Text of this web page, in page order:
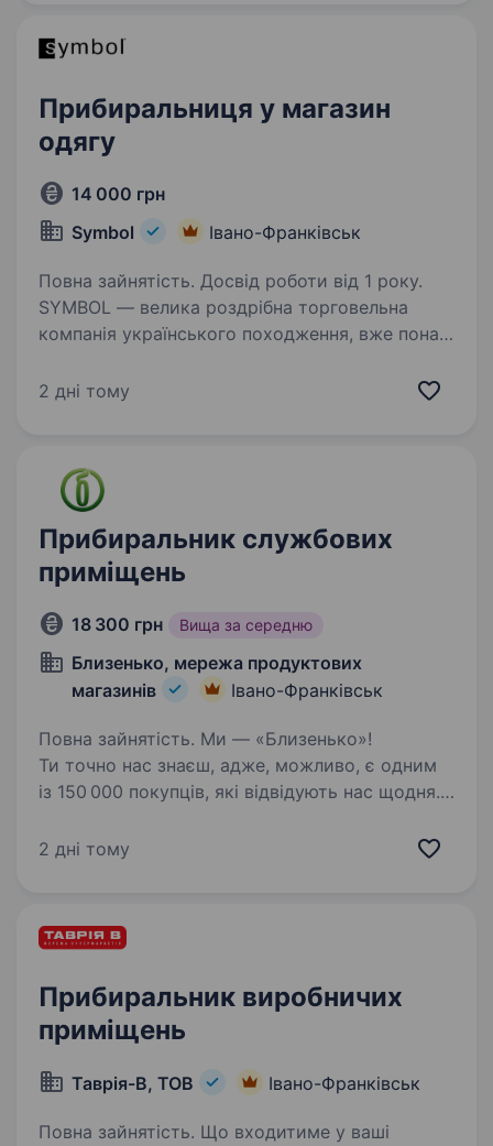
Прибиральниця у магазин
одягу
14 000 грн
Symbol
Івано-Франківськ
Повна зайнятість. Досвід роботи від 1 року.
SYMBOL — велика роздрібна торговельна
компанія українського походження, вже понад
магазини одягу, взуття та аксесуарів відомих
2 дні тому
Прибиральник службових
приміщень
18 300 грн Вища за середню
Близенько, мережа продуктових
магазинів
Івано-Франківськ
Повна зайнятість. Ми — «Близенько»!
Ти точно нас знаєш, адже, можливо, є одним
із 150 000 покупців, які відвідують нас щодня.
ми шукаємо Прибиральника службових
2 дні тому
Прибиральник виробничих
приміщень
Таврія-В, ТОВ Івано-Франківськ
Повна зайнятість. Що входитиме у ваші